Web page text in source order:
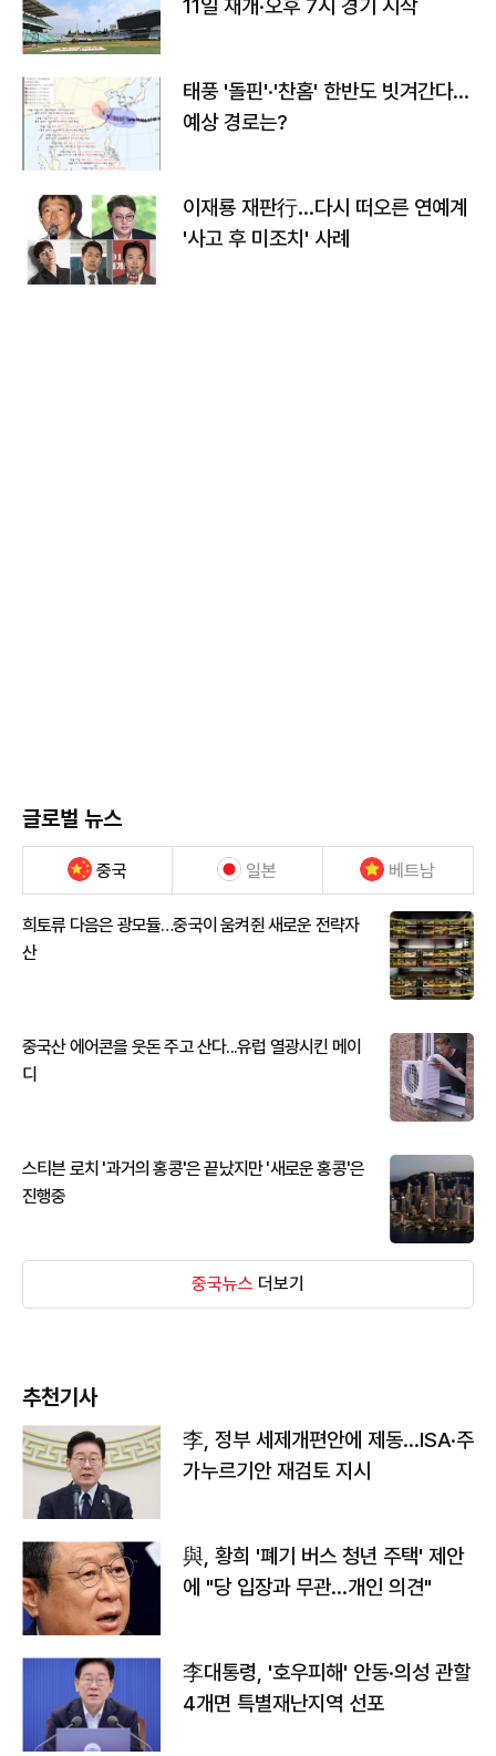
11일 재개·오후 7시 경기 시작
태풍 '돌핀'·'찬홈' 한반도 빗겨간다…
예상 경로는?
이재룡 재판行…다시 떠오른 연예계
'사고 후 미조치' 사례
글로벌 뉴스
중국 일본 베트남
희토류 다음은 광모듈…중국이 움켜쥔 새로운 전략자
산
중국산 에어콘을 웃돈 주고 산다...유럽 열광시킨 메이
디
스티븐 로치 '과거의 홍콩'은 끝났지만 '새로운 홍콩'은
진행중
중국뉴스 더보기
추천기사
李, 정부 세제개편안에 제동…ISA·주
가누르기안 재검토 지시
與, 황희 '폐기 버스 청년 주택' 제안
에 "당 입장과 무관…개인 의견"
李대통령, '호우피해' 안동·의성 관할
4개면 특별재난지역 선포